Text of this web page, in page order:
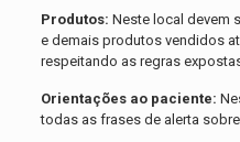
Produtos: Neste local devem
e demais produtos vendidos
respeitando as regras
Orientações ao paciente:
todas as frases de alerta